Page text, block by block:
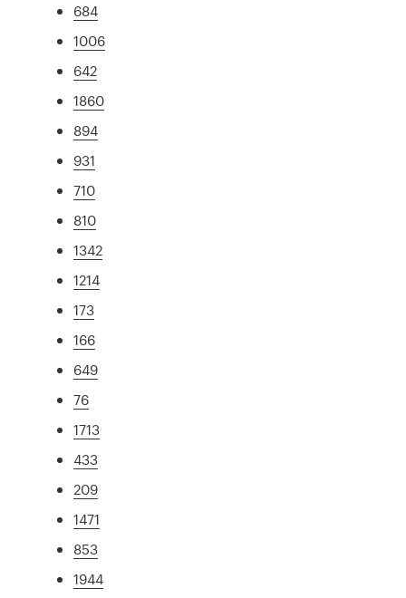
684
1006
642
1860
894
931
710
810
1342
1214
173
166
649
76
1713
433
209
1471
853
1944